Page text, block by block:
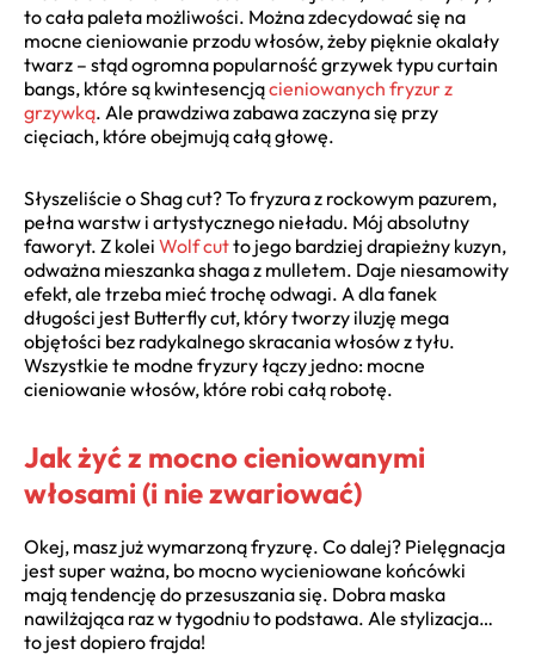
to cała paleta możliwości. Można zdecydować się na
mocne cieniowanie przodu włosów, żeby pięknie okalały
twarz – stąd ogromna popularność grzywek typu curtain
bangs, które są kwintesencjącieniowanych fryzur z
grzywką. Ale prawdziwa zabawa zaczyna się przy
cięciach, które obejmują całą głowę.
Słyszeliście o Shag cut? To fryzura z rockowym pazurem,
pełna warstw i artystycznego nieładu. Mój absolutny
faworyt. Z kolei Wolf cutto jego bardziej drapieżny kuzyn,
odważna mieszanka shaga z mulletem. Daje niesamowity
efekt, ale trzeba mieć trochę odwagi. A dla fanek
długości jest Butterfly cut, który tworzy iluzję mega
objętości bez radykalnego skracania włosów z tyłu.
Wszystkie te modne fryzury łączy jedno: mocne
cieniowanie włosów, które robi całą robotę.
Jak żyć z mocno cieniowanymi
włosami (i nie zwariować)
Okej, masz już wymarzoną fryzurę. Co dalej? Pielęgnacja
jest super ważna, bo mocno wycieniowane końcówki
mają tendencję do przesuszania się. Dobra maska
nawilżająca raz w tygodniu to podstawa. Ale stylizacja…
to jest dopiero frajda!